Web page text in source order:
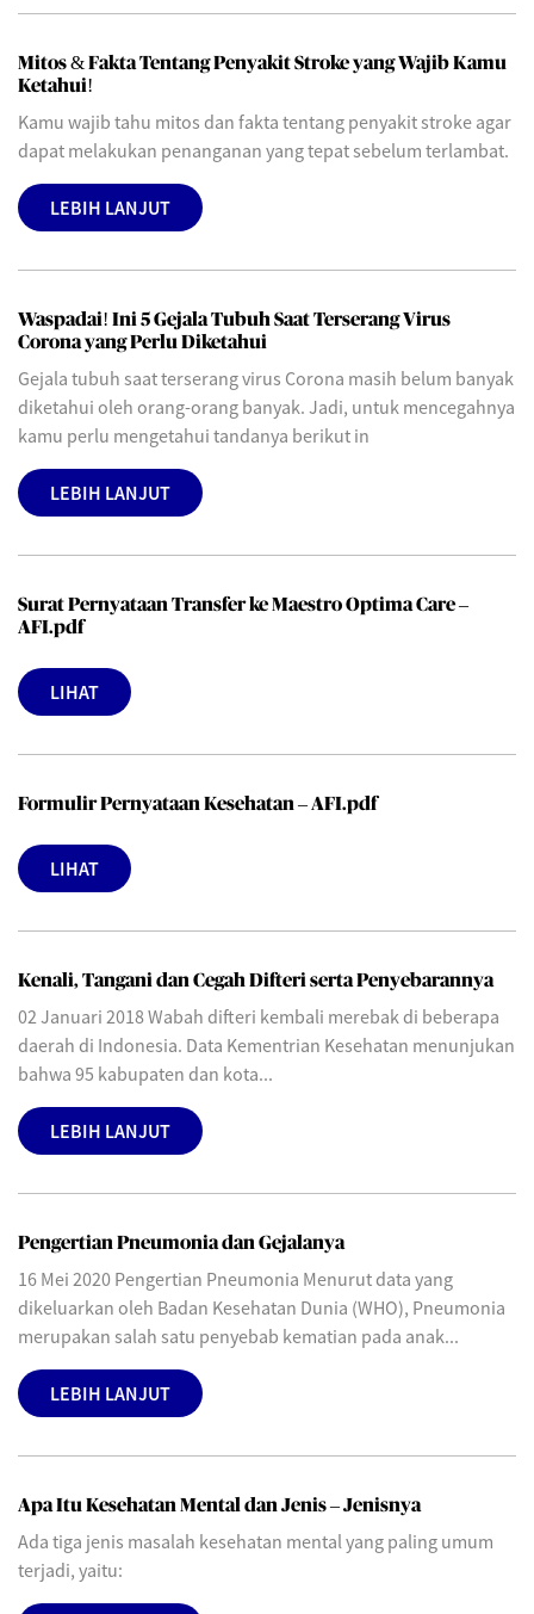
Mitos & Fakta Tentang Penyakit Stroke yang Wajib Kamu
Ketahui!
Kamu wajib tahu mitos dan fakta tentang penyakit stroke agar
dapat melakukan penanganan yang tepat sebelum terlambat.
LEBIH LANJUT
Waspadai! Ini 5 Gejala Tubuh Saat Terserang Virus
Corona yang Perlu Diketahui
Gejala tubuh saat terserang virus Corona masih belum banyak
diketahui oleh orang-orang banyak. Jadi, untuk mencegahnya
kamu perlu mengetahui tandanya berikut in
LEBIH LANJUT
Surat Pernyataan Transfer ke Maestro Optima Care –
AFI.pdf
LIHAT
Formulir Pernyataan Kesehatan – AFI.pdf
LIHAT
Kenali, Tangani dan Cegah Difteri serta Penyebarannya
02 Januari 2018 Wabah difteri kembali merebak di beberapa
daerah di Indonesia. Data Kementrian Kesehatan menunjukan
bahwa 95 kabupaten dan kota...
LEBIH LANJUT
Pengertian Pneumonia dan Gejalanya
16 Mei 2020 Pengertian Pneumonia Menurut data yang
dikeluarkan oleh Badan Kesehatan Dunia (WHO), Pneumonia
merupakan salah satu penyebab kematian pada anak...
LEBIH LANJUT
Apa Itu Kesehatan Mental dan Jenis – Jenisnya
Ada tiga jenis masalah kesehatan mental yang paling umum
terjadi, yaitu: